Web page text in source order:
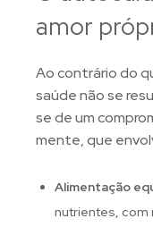
amor
Ao contrário do
saúde não se
se de um
mente, que
Alimentação
nutrientes,